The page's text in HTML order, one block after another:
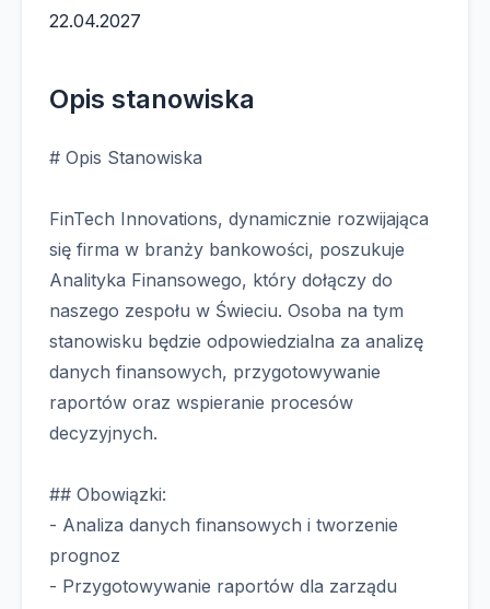
22.04.2027
Opis stanowiska
# Opis Stanowiska
FinTech Innovations, dynamicznie rozwijająca
się firma w branży bankowości, poszukuje
Analityka Finansowego, który dołączy do
naszego zespołu w Świeciu. Osoba na tym
stanowisku będzie odpowiedzialna za analizę
danych finansowych, przygotowywanie
raportów oraz wspieranie procesów
decyzyjnych.
## Obowiązki:
- Analiza danych finansowych i tworzenie
prognoz
- Przygotowywanie raportów dla zarządu